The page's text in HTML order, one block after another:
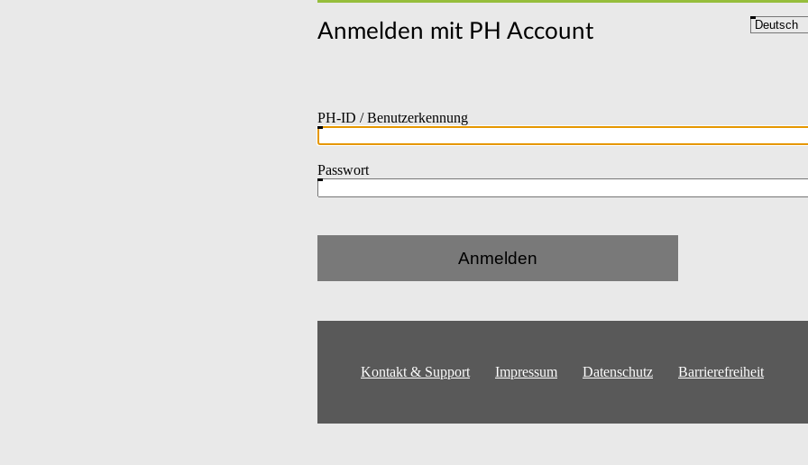
Anmelden mit PH Account
PH-ID / Benutzerkennung
Passwort
Anmelden
Kontakt & Support Impressum Datenschutz Barrierefreiheit